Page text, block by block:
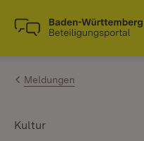
Zum Inhalt springen
Link zur Startseite
Meldungen
Kultur